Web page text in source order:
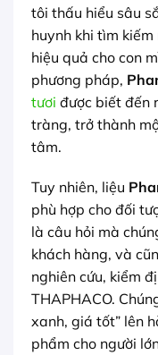
tôi thấu hiểu sâu
huynh khi tìm
hiệu quả cho con
phương pháp,
tươi được biết đến
tràng, trở thành
tâm.
Tuy nhiên, liệu
phù hợp cho đối
là câu hỏi mà
khách hàng, và
nghiên cứu, kiểm
THAPHACO.
xanh, giá tốt” lên
phẩm cho người